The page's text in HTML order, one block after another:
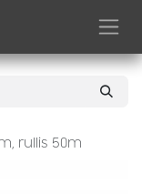
rullis 50m